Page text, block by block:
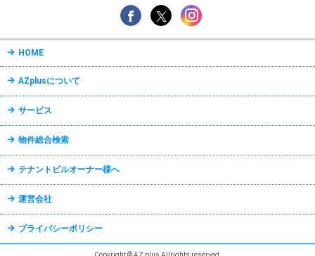
HOME
AZplusについて
サービス
物件総合検索
テナントビルオーナー様へ
運営会社
プライバシーポリシー